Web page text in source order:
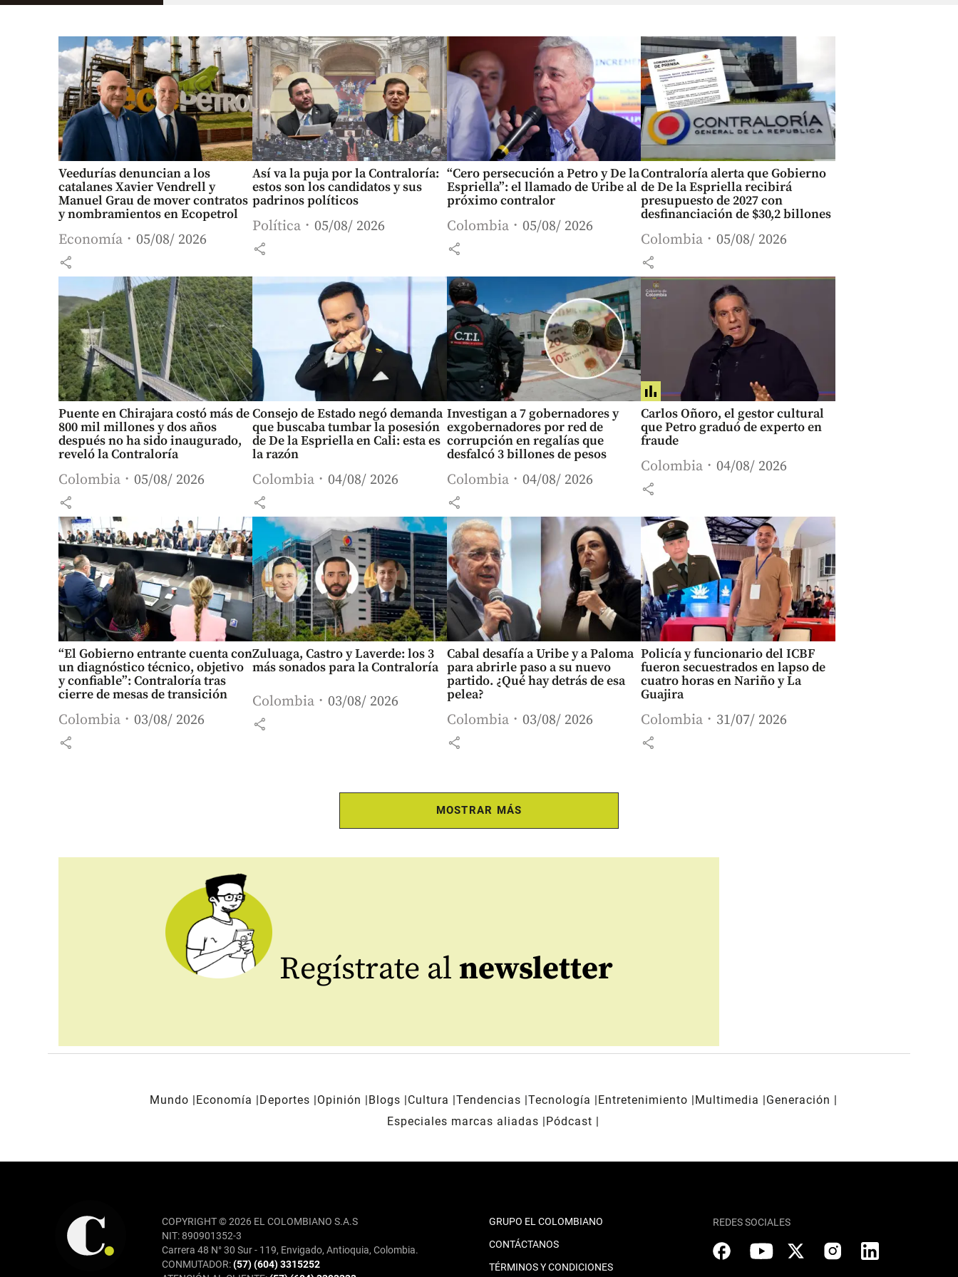
Veedurías denuncian a los
catalanes Xavier Vendrell y
Manuel Grau de mover contratos
y nombramientos en Ecopetrol
Economía 05/08/ 2026
share
Así va la puja por la Contraloría:
estos son los candidatos y sus
padrinos políticos
Política 05/08/ 2026
share
“Cero persecución a Petro y De la
Espriella”: el llamado de Uribe al
próximo contralor
Colombia 05/08/ 2026
share
Contraloría alerta que Gobierno
de De la Espriella recibirá
presupuesto de 2027 con
desfinanciación de $30,2 billones
Colombia 05/08/ 2026
share
Puente en Chirajara costó más de
800 mil millones y dos años
después no ha sido inaugurado,
reveló la Contraloría
Colombia 05/08/ 2026
share
Consejo de Estado negó demanda
que buscaba tumbar la posesión
de De la Espriella en Cali: esta es
la razón
Colombia 04/08/ 2026
share
Investigan a 7 gobernadores y
exgobernadores por red de
corrupción en regalías que
desfalcó 3 billones de pesos
Colombia 04/08/ 2026
share
Carlos Oñoro, el gestor cultural
que Petro graduó de experto en
fraude
Colombia 04/08/ 2026
share
“El Gobierno entrante cuenta con
un diagnóstico técnico, objetivo
y confiable”: Contraloría tras
cierre de mesas de transición
Colombia 03/08/ 2026
share
Zuluaga, Castro y Laverde: los 3
más sonados para la Contraloría
Colombia 03/08/ 2026
share
Cabal desafía a Uribe y a Paloma
para abrirle paso a su nuevo
partido. ¿Qué hay detrás de esa
pelea?
Colombia 03/08/ 2026
share
Policía y funcionario del ICBF
fueron secuestrados en lapso de
cuatro horas en Nariño y La
Guajira
Colombia 31/07/ 2026
share
MOSTRAR MÁS
Regístrate al newsletter
Mundo Economía Deportes Opinión Blogs Cultura Tendencias Tecnología Entretenimiento Multimedia
Generación
Especiales marcas aliadas
Pódcast
COPYRIGHT © 2026 EL COLOMBIANO S.A.S
NIT: 890901352-3
Carrera 48 N° 30 Sur - 119, Envigado, Antioquia, Colombia.
CONMUTADOR:(57) (604) 3315252
GRUPO EL COLOMBIANO
CONTÁCTANOS
TÉRMINOS Y CONDICIONES
REDES SOCIALES